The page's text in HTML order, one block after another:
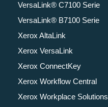
VersaLink® C7100 Serie
VersaLink® B7100 Serie
Xerox AltaLink
Xerox VersaLink
Xerox ConnectKey
Xerox Workflow Central
Xerox Workplace Solutions